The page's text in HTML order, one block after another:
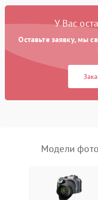
У Вас
Оставьте заявку, мы
Модели